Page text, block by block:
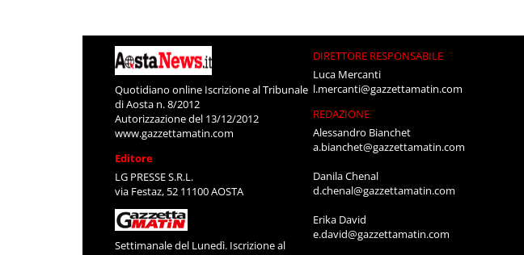
Quotidiano online Iscrizione al Tribunale
di Aosta n. 8/2012
Autorizzazione del 13/12/2012
www.gazzettamatin.com
Editore
LG PRESSE S.R.L.
via Festaz, 52 11100 AOSTA
Settimanale del Lunedì. Iscrizione al
DIRETTORE RESPONSABILE
Luca Mercanti
l.mercanti@gazzettamatin.com
REDAZIONE
Alessandro Bianchet
a.bianchet@gazzettamatin.com
Danila Chenal
d.chenal@gazzettamatin.com
Erika David
e.david@gazzettamatin.com